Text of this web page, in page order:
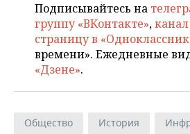
Подписывайтесь на
группу «ВКонтакте»,
страницу в
времени». Ежедневные
«Дзене».
Общество История